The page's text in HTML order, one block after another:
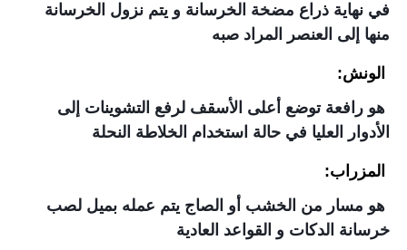
في نهاية ذراع مضخة الخرسانة و يتم نزول الخرسانة
منها إلى العنصر المراد صبه
الونش:
هو رافعة توضع أعلى الأسقف لرفع التشوينات إلى
الأدوار العليا في حالة استخدام الخلاطة النحلة
المزراب:
هو مسار من الخشب أو الصاج يتم عمله بميل لصب
خرسانة الدكات و القواعد العادية